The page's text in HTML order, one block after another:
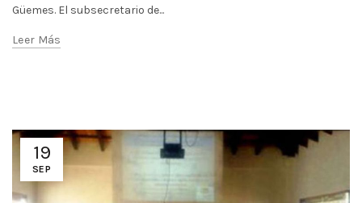
Güemes. El subsecretario de...
Leer Más
19
SEP